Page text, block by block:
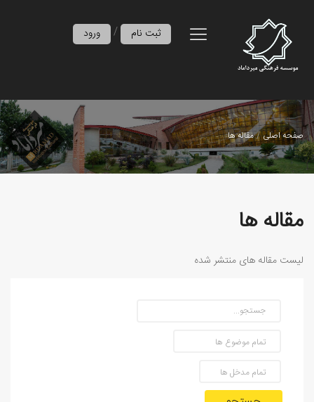
ورود / ثبت نام
صفحه اصلی مقاله ها
مقاله ها
لیست مقاله های منتشر شده